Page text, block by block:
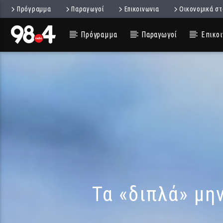
Πρόγραμμα Παραγωγοί Επικοινωνια Οικονομικά
Πρόγραμμα Παραγωγοί
Τα «διπλά»